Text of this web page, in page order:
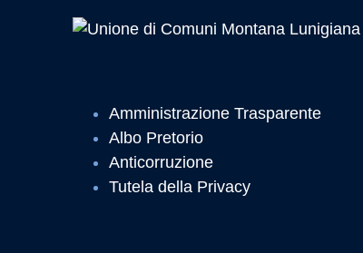
Amministrazione Trasparente
Albo Pretorio
Anticorruzione
Tutela della Privacy